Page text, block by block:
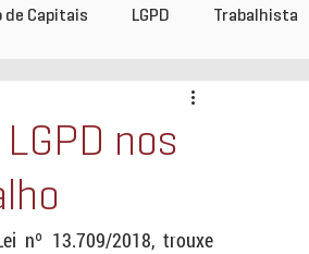
de Capitais LGPD Trabalhista
nos
nº 13.709/2018, trouxe